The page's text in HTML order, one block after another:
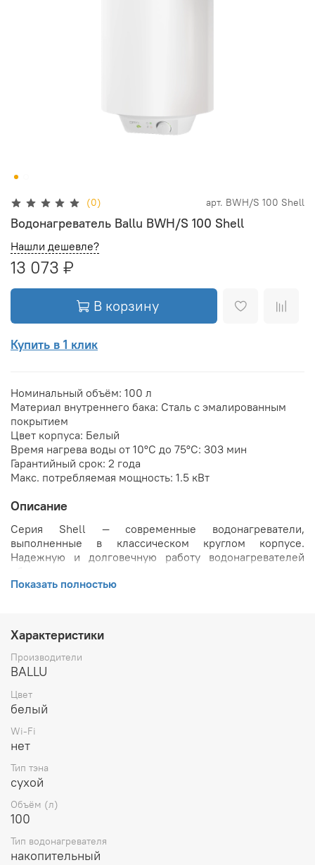
(0) арт. BWH/S 100 Shell
Водонагреватель Ballu BWH/S 100 Shell
Нашли дешевле?
13 073 ₽
В корзину
Купить в 1 клик
Номинальный объём: 100 л
Материал внутреннего бака: Сталь с эмалированным
покрытием
Цвет корпуса: Белый
Время нагрева воды от 10°С до 75°С: 303 мин
Гарантийный срок: 2 года
Макс. потребляемая мощность: 1.5 кВт
Описание
Серия Shell — современные водонагреватели,
выполненные в классическом круглом корпусе.
Надежную и долговечную работу водонагревателей
элементов DRY+. Благодаря использованию технологии
их работы.
Показать полностью
Характеристики
Производители
BALLU
Цвет
белый
Wi-Fi
нет
Тип тэна
сухой
Объём (л)
100
Тип водонагревателя
накопительный